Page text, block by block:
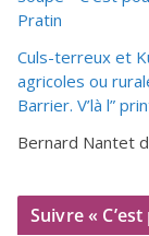
Pratin
Culs-terreux et
agricoles ou
Barrier. V’là l”
Bernard Nantet
Suivre «